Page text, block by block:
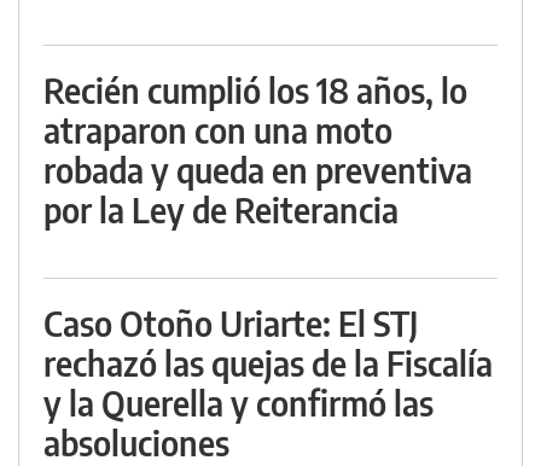
Recién cumplió los 18 años, lo
atraparon con una moto
robada y queda en preventiva
por la Ley de Reiterancia
Caso Otoño Uriarte: El STJ
rechazó las quejas de la Fiscalía
y la Querella y confirmó las
absoluciones